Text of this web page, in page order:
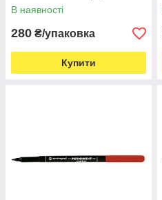
В наявності
280 ₴/упаковка
Купити